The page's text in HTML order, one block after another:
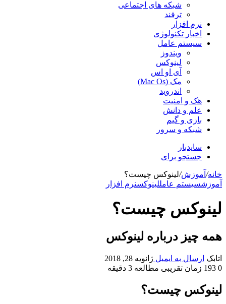
شبکه های اجتماعی
ترفند
نرم افزار
اخبار تکنولوژی
سیستم عامل
ویندوز
لینوکس
آی او اس
مک (Mac Os)
اندروید
هک و امنیت
علم و دانش
بازی و گیم
شبکه و سرور
سایدبار
جستجو برای
خانه/ آموزش/لینوکس چیست؟
آموزشسیستم عامللینوکسنرم افزار
لینوکس چیست؟
همه چیز درباره لینوکس
اتابک ارسال به ایمیل ژانویه 28, 2018
0
زمان تقریبی مطالعه 3 دقیقه
لینوکس چیست؟